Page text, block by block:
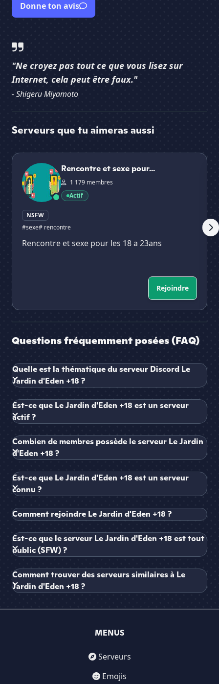
Donne ton avis
"Ne croyez pas tout ce que vous lisez sur
Internet, cela peut être faux."
- Shigeru Miyamoto
Serveurs que tu aimeras aussi
Rencontre et sexe pour les 18 a 23ans
Rencontre et sexe pour...
1 179 membres
Actif
NSFW
#sexe# rencontre
Rencontre et sexe pour les 18 a 23ans
Rejoindre
Questions fréquemment posées (FAQ)
Quelle est la thématique du serveur Discord Le
Jardin d'Eden +18 ?
Est-ce que Le Jardin d'Eden +18 est un serveur
actif ?
Combien de membres possède le serveur Le Jardin
d'Eden +18 ?
Est-ce que Le Jardin d'Eden +18 est un serveur
connu ?
Comment rejoindre Le Jardin d'Eden +18 ?
Est-ce que le serveur Le Jardin d'Eden +18 est tout
public (SFW) ?
Comment trouver des serveurs similaires à Le
Jardin d'Eden +18 ?
MENUS
Serveurs
Emojis